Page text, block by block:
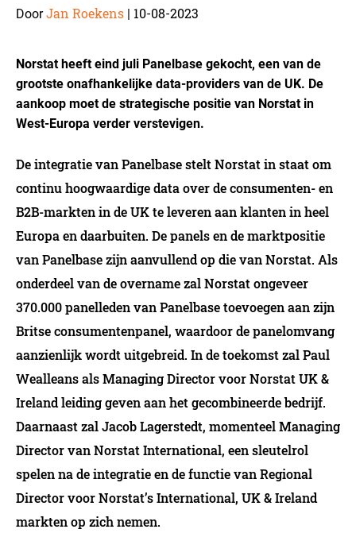
DoorJan Roekens | 10-08-2023
Norstat heeft eind juli Panelbase gekocht, een van de
grootste onafhankelijke data-providers van de UK. De
aankoop moet de strategische positie van Norstat in
West-Europa verder verstevigen.
De integratie van Panelbase stelt Norstat in staat om
continu hoogwaardige data over de consumenten- en
B2B-markten in de UK te leveren aan klanten in heel
Europa en daarbuiten. De panels en de marktpositie
van Panelbase zijn aanvullend op die van Norstat. Als
onderdeel van de overname zal Norstat ongeveer
370.000 panelleden van Panelbase toevoegen aan zijn
Britse consumentenpanel, waardoor de panelomvang
aanzienlijk wordt uitgebreid. In de toekomst zal Paul
Wealleans als Managing Director voor Norstat UK &
Ireland leiding geven aan het gecombineerde bedrijf.
Daarnaast zal Jacob Lagerstedt, momenteel Managing
Director van Norstat International, een sleutelrol
spelen na de integratie en de functie van Regional
Director voor Norstat’s International, UK & Ireland
markten op zich nemen.